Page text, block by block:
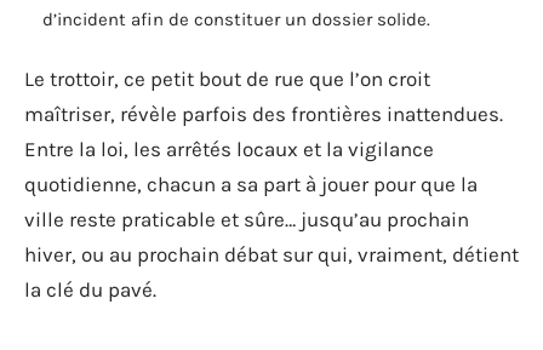
d’incident afin de constituer un dossier solide.
Le trottoir, ce petit bout de rue que l’on croit
maîtriser, révèle parfois des frontières inattendues.
Entre la loi, les arrêtés locaux et la vigilance
quotidienne, chacun a sa part à jouer pour que la
ville reste praticable et sûre… jusqu’au prochain
hiver, ou au prochain débat sur qui, vraiment, détient
la clé du pavé.